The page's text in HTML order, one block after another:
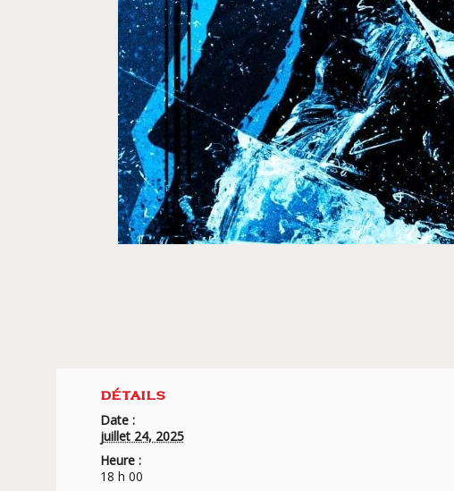
DÉTAILS
Date :
juillet 24, 2025
Heure :
18 h 00